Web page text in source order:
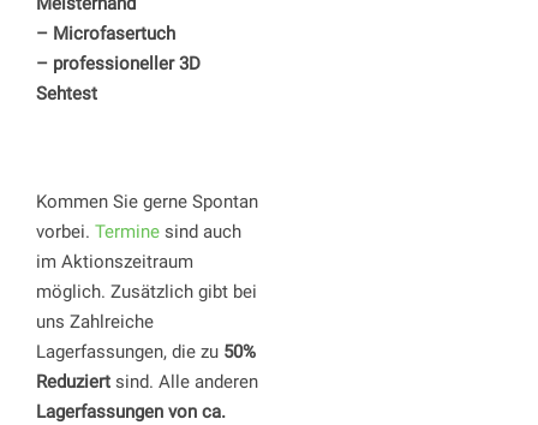
– Microfasertuch
– professioneller 3D
Sehtest
Kommen Sie gerne Spontan
vorbei. Terminesind auch
im Aktionszeitraum
möglich. Zusätzlich gibt bei
uns Zahlreiche
Lagerfassungen, die zu 50%
Reduziertsind. Alle anderen
Lagerfassungen von ca.